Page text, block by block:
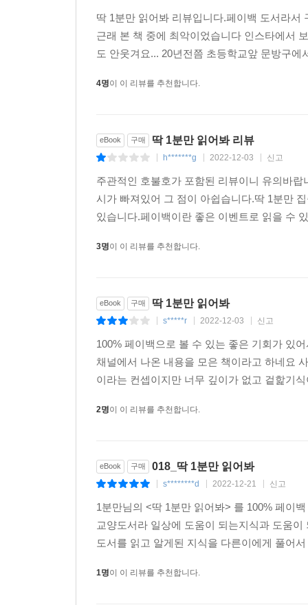
무려 1891년에 개발해서 미국 특허청에 등록했어.
휴지를 두루마리로 만들고 절취선도 만들었지.
이 사람은 ‘휴지가 바깥쪽으로 나와야
절취선이 더 잘 잘리지 않을까?’라면서
우선 하품 자체는 각성 효과를 위해 나타나는 거거
이게 뇌를 깨우려고 시도하는 행위거든.
실제로 하품을 하고 나서 10~15초가 지나면
카페인을 섭취한 것처럼 각성 효과가 나타나지.
또 하품으로 몸속의 뜨거운 열기가 배출되고
우리 뇌는 수많은 감각 정보를 처리하면서
자극이 뭔지 판단하게 돼.
근데 우리는 휴대폰을 엄청나게 많이 사용하고
또 진동도 많이 느껴왔잖아.
휴대폰 의존도가 높거나 대인관계에서 불안감이
이런 현상이 더 흔하게 나타난다고 해.
--- p.245
우리나라 사람들은 낯선 사람을 만날 때
우리나라의 호칭 문제는
딱 1분만 읽어봐 리뷰입니다.페이백 도서라
근래 본 책 중에 최악이었습니다 인스타에서
도 안웃겨요... 20년전쯤 초등학교앞 문방구
4명이 이 리뷰를 추천합니다.
eBook 구매 딱 1분만 읽어봐 리뷰
h*******g 2022-12-03 신고
주관적인 호불호가 포함된 리뷰이니 유의바
시가 빠져있어 그 점이 아쉽습니다.딱 1분만
있습니다.페이백이란 좋은 이벤트로 읽을 수
3명이 이 리뷰를 추천합니다.
eBook 구매 딱 1분만 읽어봐
s*****r 2022-12-03 신고
100% 페이백으로 볼 수 있는 좋은 기회가 있
채널에서 나온 내용을 모은 책이라고 하네요
이라는 컨셉이지만 너무 깊이가 없고 겉핥기
2명이 이 리뷰를 추천합니다.
eBook 구매 018_딱 1분만 읽어봐
s********d 2022-12-21 신고
1분만님의 <딱 1분만 읽어봐> 를 100% 페이
교양도서라 일상에 도움이 되는지식과 도움
도서를 읽고 알게된 지식을 다른이에게 풀어
1명이 이 리뷰를 추천합니다.